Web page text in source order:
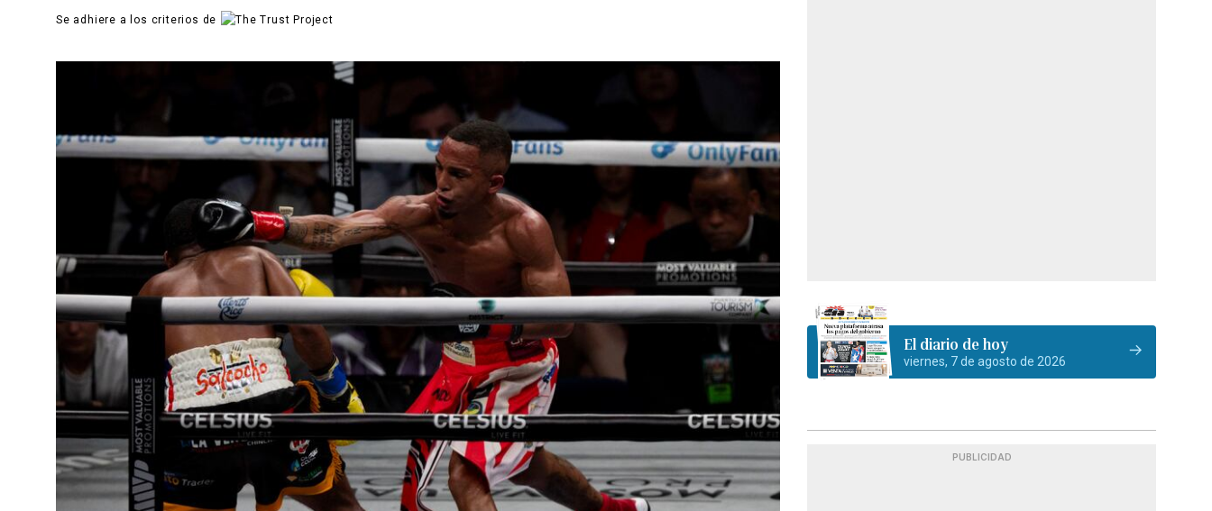
Se adhiere a los criterios de
El diario de hoy
viernes, 7 de agosto de 2026
PUBLICIDAD